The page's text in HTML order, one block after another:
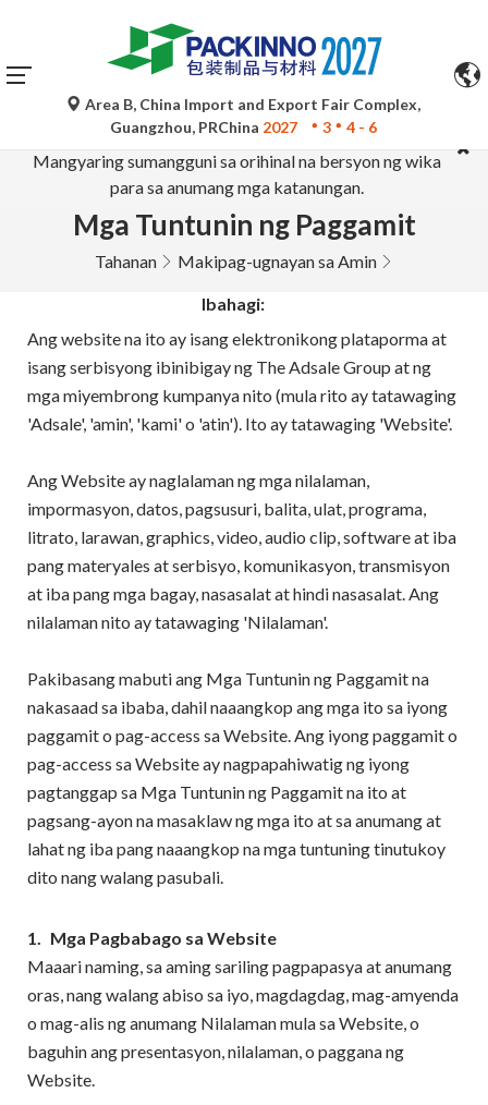
Ang mga awtomatikong pagsasalin ng Google Translate ay
para lamang sa sanggunian at maaaring hindi tumpak.
Mangyaring sumangguni sa orihinal na bersyon ng wika
para sa anumang mga katanungan.
Area B, China Import and Export Fair Complex,
Guangzhou, PRChina 2027 3 4 - 6
Mga Tuntunin ng Paggamit
Tahanan Makipag-ugnayan sa Amin
Ibahagi:
Ang website na ito ay isang elektronikong plataporma at
isang serbisyong ibinibigay ng The Adsale Group at ng
mga miyembrong kumpanya nito (mula rito ay tatawaging
'Adsale', 'amin', 'kami' o 'atin'). Ito ay tatawaging 'Website'.
Ang Website ay naglalaman ng mga nilalaman,
impormasyon, datos, pagsusuri, balita, ulat, programa,
litrato, larawan, graphics, video, audio clip, software at iba
pang materyales at serbisyo, komunikasyon, transmisyon
at iba pang mga bagay, nasasalat at hindi nasasalat. Ang
nilalaman nito ay tatawaging 'Nilalaman'.
Pakibasang mabuti ang Mga Tuntunin ng Paggamit na
nakasaad sa ibaba, dahil naaangkop ang mga ito sa iyong
paggamit o pag-access sa Website. Ang iyong paggamit o
pag-access sa Website ay nagpapahiwatig ng iyong
pagtanggap sa Mga Tuntunin ng Paggamit na ito at
pagsang-ayon na masaklaw ng mga ito at sa anumang at
lahat ng iba pang naaangkop na mga tuntuning tinutukoy
dito nang walang pasubali.
1. Mga Pagbabago sa Website
Maaari naming, sa aming sariling pagpapasya at anumang
oras, nang walang abiso sa iyo, magdagdag, mag-amyenda
o mag-alis ng anumang Nilalaman mula sa Website, o
baguhin ang presentasyon, nilalaman, o paggana ng
Website.